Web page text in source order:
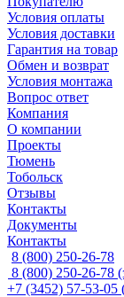
Условия оплаты
Условия доставки
Гарантия на товар
Обмен и возврат
Условия монтажа
Вопрос ответ
Компания
О компании
Проекты
Тюмень
Тобольск
Отзывы
Контакты
Документы
Контакты
8 (800) 250-26-78
8 (800) 250-26-78
+7 (3452) 57-53-05